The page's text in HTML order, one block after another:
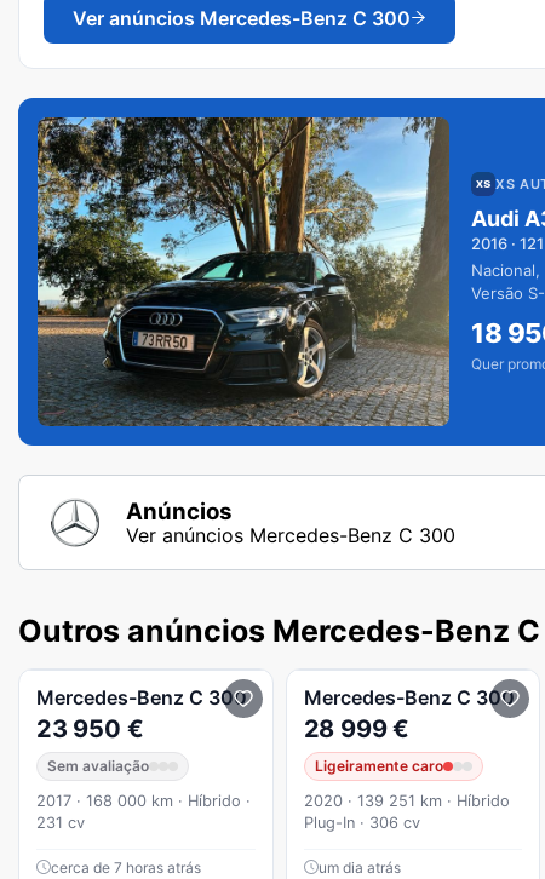
Ver anúncios Mercedes-Benz C 300
XS
Audi
2016 ·
Versão
18
Quer
Anúncios
Ver anúncios Mercedes-Benz C 300
Outros anúncios Mercedes-Benz
Mercedes-Benz C 300
23 950 €
Sem avaliação
2017 · 168 000 km · Híbrido ·
231 cv
cerca de 7 horas atrás
Mercedes-Benz C 300
28 999 €
Ligeiramente caro
2020 · 139 251 km · Híbrido
Plug-In · 306 cv
um dia atrás